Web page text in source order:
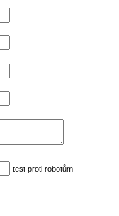
test proti robotům